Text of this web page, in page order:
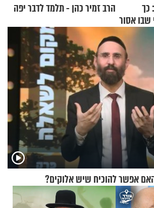
כך
שבו אסור
הרב זמיר כהן - תלמד לדבר יפה
אפשר להוכיח שיש אלוקים?